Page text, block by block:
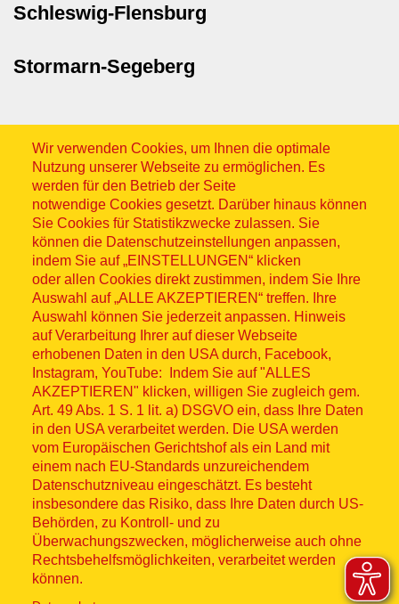
Schleswig-Flensburg
Stormarn-Segeberg
Wir verwenden Cookies, um Ihnen die optimale
Nutzung unserer Webseite zu ermöglichen. Es
werden für den Betrieb der Seite
notwendige Cookies gesetzt. Darüber hinaus können
Sie Cookies für Statistikzwecke zulassen. Sie
können die Datenschutzeinstellungen anpassen,
indem Sie auf „EINSTELLUNGEN“ klicken
oder allen Cookies direkt zustimmen, indem Sie Ihre
Auswahl auf „ALLE AKZEPTIEREN“ treffen. Ihre
Auswahl können Sie jederzeit anpassen. Hinweis
auf Verarbeitung Ihrer auf dieser Webseite
erhobenen Daten in den USA durch, Facebook,
Instagram, YouTube: Indem Sie auf "ALLES
AKZEPTIEREN" klicken, willigen Sie zugleich gem.
Art. 49 Abs. 1 S. 1 lit. a) DSGVO ein, dass Ihre Daten
in den USA verarbeitet werden. Die USA werden
vom Europäischen Gerichtshof als ein Land mit
einem nach EU-Standards unzureichendem
Datenschutzniveau eingeschätzt. Es besteht
insbesondere das Risiko, dass Ihre Daten durch US-
Behörden, zu Kontroll- und zu
Überwachungszwecken, möglicherweise auch ohne
Rechtsbehelfsmöglichkeiten, verarbeitet werden
können.
Sitemap
© ASB 2026
Fußzeilenmenü
Impressum
Datenschutz
Kontakt
Hinweisgebersystem
Lieferkette
Widerruf